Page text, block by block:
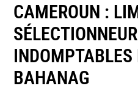
CAMEROUN :
INDOMPTABLES
BAHANAG